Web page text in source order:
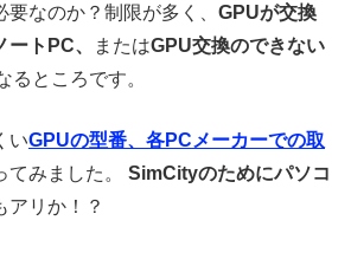
なのか？制限が多く、 GPUが交換
トPC、
またはGPU交換のできない
るところです。
いGPUの型番、各PCメーカーでの取
てみました。 SimCityのためにパソコ
アリか！？